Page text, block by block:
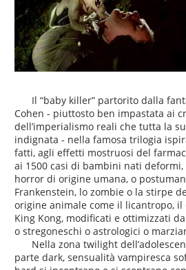
Il “baby killer” partorito dalla
Cohen - piuttosto ben impastata ai
dell’imperialismo reali che tutta la
indignata - nella famosa trilogia
fatti, agli effetti mostruosi del
ai 1500 casi di bambini nati
horror di origine umana, o
Frankenstein, lo zombie o la stirpe
origine animale come il licantropo, il
King Kong, modificati e ottimizzati
o stregoneschi o astrologici o
Nella zona twilight
parte dark, sensualità vampiresca